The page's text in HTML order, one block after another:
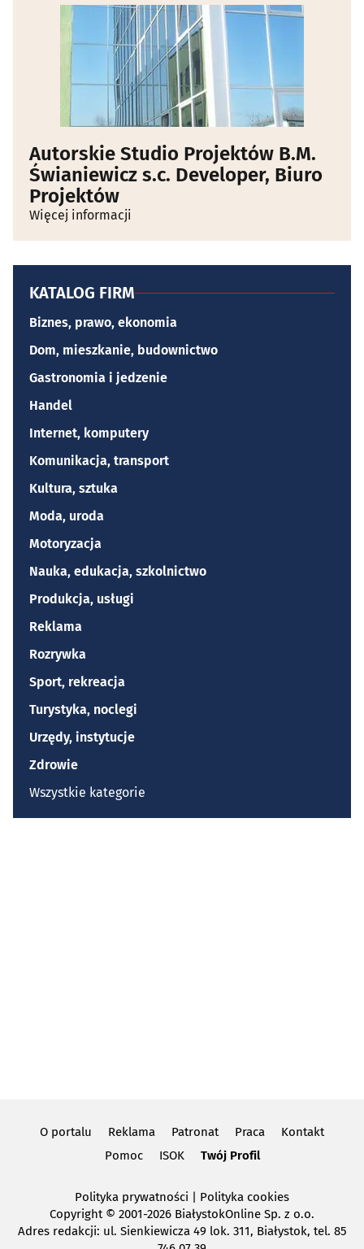
Autorskie Studio Projektów B.M.
Świaniewicz s.c. Developer, Biuro
Projektów
Więcej informacji
KATALOG FIRM
Biznes, prawo, ekonomia
Dom, mieszkanie, budownictwo
Gastronomia i jedzenie
Handel
Internet, komputery
Komunikacja, transport
Kultura, sztuka
Moda, uroda
Motoryzacja
Nauka, edukacja, szkolnictwo
Produkcja, usługi
Reklama
Rozrywka
Sport, rekreacja
Turystyka, noclegi
Urzędy, instytucje
Zdrowie
Wszystkie kategorie
O portalu Reklama Patronat Praca
Kontakt
Pomoc
ISOK Twój Profil
Polityka prywatności | Polityka cookies
Copyright© 2001-2026 BiałystokOnline Sp. z o.o.
Adres redakcji: ul. Sienkiewicza 49 lok. 311, Białystok, tel. 85